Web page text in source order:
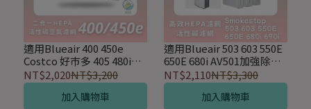
適用Blueair 400 450e
Costco 好巿多 405 480i
490i 空氣清淨機 替換HEPA
2合1複合濾網
NT$2,020NT$3,200
加入購物車
適用Blueair 503 603 550E
650E 680i AV501加強除臭
Smokestop活性碳HEPA
濾網(3入組)
NT$2,110NT$3,300
加入購物車